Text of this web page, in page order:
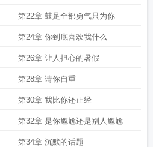
第22章 鼓足全部勇气只为你
第24章 你到底喜欢我什么
第26章 让人担心的暑假
第28章 请你自重
第30章 我比你还正经
第32章 是你尴尬还是别人尴尬
第34章 沉默的话题